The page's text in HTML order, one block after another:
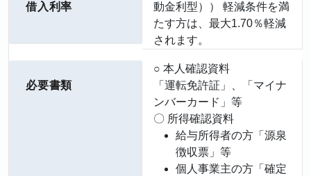
借入利率
動金利型）） 軽減条件を満
たす方は、最大1.70％軽減
されます。
必要書類
○ 本人確認資料
「運転免許証」、「マイナ
ンバーカード」等
〇 所得確認資料
給与所得者の方「源泉
徴収票」等
個人事業主の方「確定